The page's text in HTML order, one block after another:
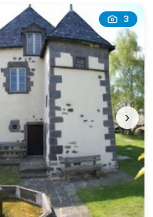
3
›